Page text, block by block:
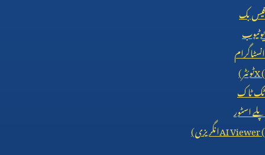
فیس بک
یوٹیوب
انسٹاگرام
X (ٹوئٹر)
ٹک ٹاک
پلے اسٹور
AI Viewer (انگریزی)